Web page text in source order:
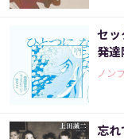
セッ
発達
ノン
忘